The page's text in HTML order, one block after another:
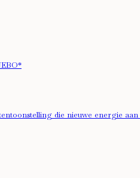
die nieuwe energie